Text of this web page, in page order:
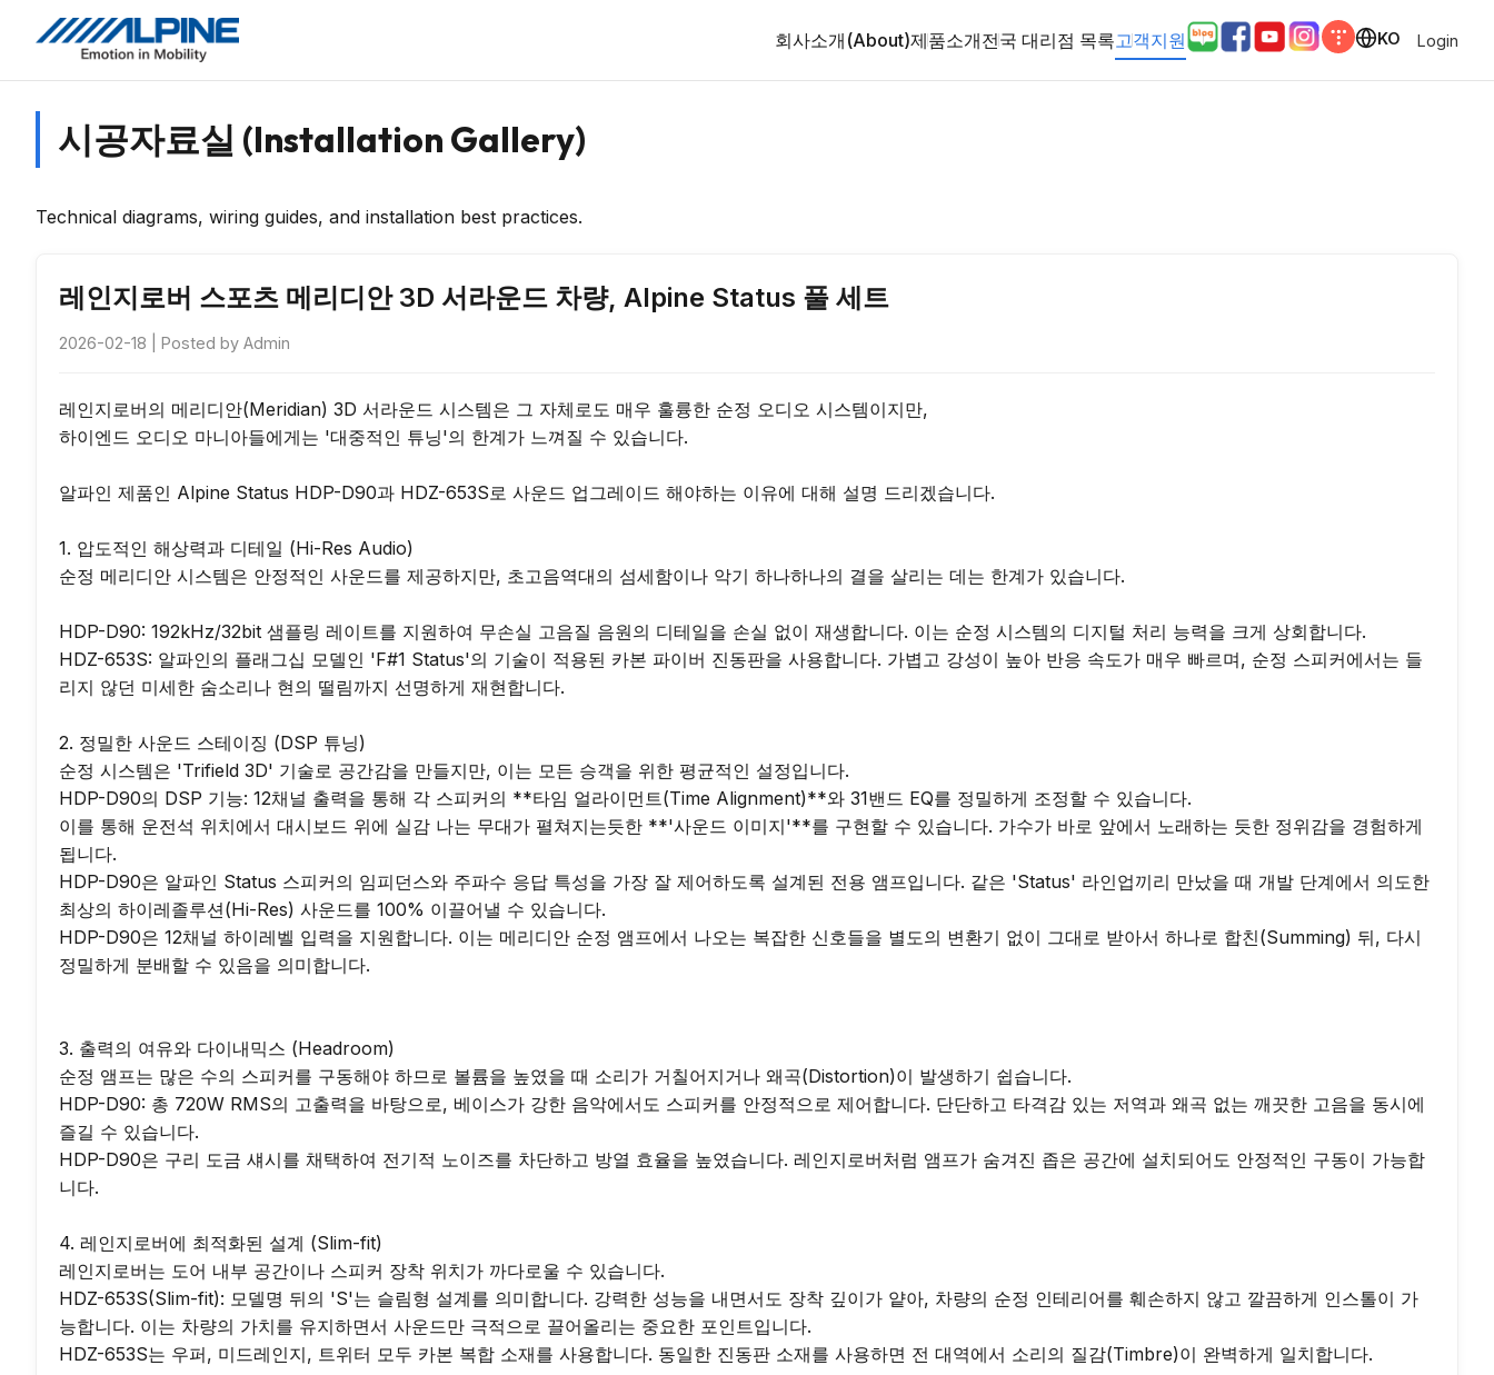
회사소개(About)제품소개전국 대리점 목록고객지원 KO Login
시공자료실 (Installation Gallery)
Technical diagrams, wiring guides, and installation best practices.
레인지로버 스포츠 메리디안 3D 서라운드 차량, Alpine Status 풀 세트
2026-02-18 | Posted by Admin
레인지로버의 메리디안(Meridian) 3D 서라운드 시스템은 그 자체로도 매우 훌륭한 순정 오디오 시스템이지만,
하이엔드 오디오 마니아들에게는 '대중적인 튜닝'의 한계가 느껴질 수 있습니다.
알파인 제품인 Alpine Status HDP-D90과 HDZ-653S로 사운드 업그레이드 해야하는 이유에 대해 설명 드리겠습니다.
1. 압도적인 해상력과 디테일 (Hi-Res Audio)
순정 메리디안 시스템은 안정적인 사운드를 제공하지만, 초고음역대의 섬세함이나 악기 하나하나의 결을 살리는 데는 한계가 있습니다.
HDP-D90: 192kHz/32bit 샘플링 레이트를 지원하여 무손실 고음질 음원의 디테일을 손실 없이 재생합니다. 이는 순정 시스템의 디지털 처리 능력을 크게 상회합니다.
HDZ-653S: 알파인의 플래그십 모델인 'F#1 Status'의 기술이 적용된 카본 파이버 진동판을 사용합니다. 가볍고 강성이 높아 반응 속도가 매우 빠르며, 순정 스피커에서는 들
리지 않던 미세한 숨소리나 현의 떨림까지 선명하게 재현합니다.
2. 정밀한 사운드 스테이징 (DSP 튜닝)
순정 시스템은 'Trifield 3D' 기술로 공간감을 만들지만, 이는 모든 승객을 위한 평균적인 설정입니다.
HDP-D90의 DSP 기능: 12채널 출력을 통해 각 스피커의 **타임 얼라이먼트(Time Alignment)**와 31밴드 EQ를 정밀하게 조정할 수 있습니다.
이를 통해 운전석 위치에서 대시보드 위에 실감 나는 무대가 펼쳐지는듯한 **'사운드 이미지'**를 구현할 수 있습니다. 가수가 바로 앞에서 노래하는 듯한 정위감을 경험하게
됩니다.
HDP-D90은 알파인 Status 스피커의 임피던스와 주파수 응답 특성을 가장 잘 제어하도록 설계된 전용 앰프입니다. 같은 'Status' 라인업끼리 만났을 때 개발 단계에서 의도한
최상의 하이레졸루션(Hi-Res) 사운드를 100% 이끌어낼 수 있습니다.
HDP-D90은 12채널 하이레벨 입력을 지원합니다. 이는 메리디안 순정 앰프에서 나오는 복잡한 신호들을 별도의 변환기 없이 그대로 받아서 하나로 합친(Summing) 뒤, 다시
정밀하게 분배할 수 있음을 의미합니다.
3. 출력의 여유와 다이내믹스 (Headroom)
순정 앰프는 많은 수의 스피커를 구동해야 하므로 볼륨을 높였을 때 소리가 거칠어지거나 왜곡(Distortion)이 발생하기 쉽습니다.
HDP-D90: 총 720W RMS의 고출력을 바탕으로, 베이스가 강한 음악에서도 스피커를 안정적으로 제어합니다. 단단하고 타격감 있는 저역과 왜곡 없는 깨끗한 고음을 동시에
즐길 수 있습니다.
HDP-D90은 구리 도금 섀시를 채택하여 전기적 노이즈를 차단하고 방열 효율을 높였습니다. 레인지로버처럼 앰프가 숨겨진 좁은 공간에 설치되어도 안정적인 구동이 가능합
니다.
4. 레인지로버에 최적화된 설계 (Slim-fit)
레인지로버는 도어 내부 공간이나 스피커 장착 위치가 까다로울 수 있습니다.
HDZ-653S(Slim-fit): 모델명 뒤의 'S'는 슬림형 설계를 의미합니다. 강력한 성능을 내면서도 장착 깊이가 얕아, 차량의 순정 인테리어를 훼손하지 않고 깔끔하게 인스톨이 가
능합니다. 이는 차량의 가치를 유지하면서 사운드만 극적으로 끌어올리는 중요한 포인트입니다.
HDZ-653S는 우퍼, 미드레인지, 트위터 모두 카본 복합 소재를 사용합니다. 동일한 진동판 소재를 사용하면 전 대역에서 소리의 질감(Timbre)이 완벽하게 일치합니다.